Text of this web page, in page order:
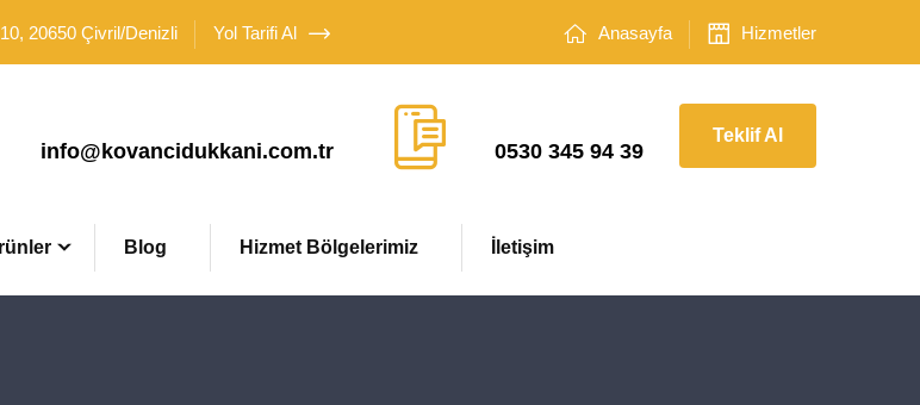
20650 Çivril/Denizli Yol Tarifi Al Anasayfa Hizmetler
info@kovancidukkani.com.tr 0530 345 94 39
Teklif Al
Blog Hizmet Bölgelerimiz İletişim